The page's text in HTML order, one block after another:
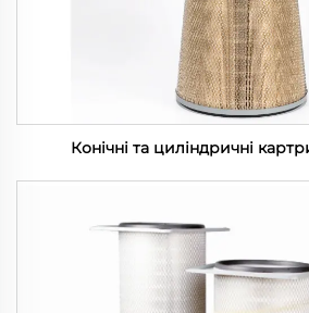
Конічні та циліндричні